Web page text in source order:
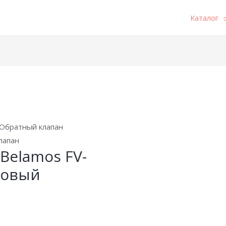
Каталог
клапан
FV-